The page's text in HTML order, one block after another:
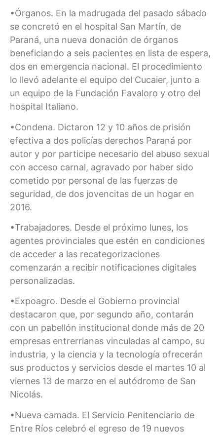
•Órganos. En la madrugada del pasado sábado
se concretó en el hospital San Martín, de
Paraná, una nueva donación de órganos
beneficiando a seis pacientes en lista de espera,
dos en emergencia nacional. El procedimiento
lo llevó adelante el equipo del Cucaier, junto a
un equipo de la Fundación Favaloro y otro del
hospital Italiano.
•Condena. Dictaron 12 y 10 años de prisión
efectiva a dos policías derechos Paraná por
autor y por participe necesario del abuso sexual
con acceso carnal, agravado por haber sido
cometido por personal de las fuerzas de
seguridad, de dos jovencitas de un hogar en
2016.
•Trabajadores. Desde el próximo lunes, los
agentes provinciales que estén en condiciones
de acceder a las recategorizaciones
comenzarán a recibir notificaciones digitales
personalizadas.
•Expoagro. Desde el Gobierno provincial
destacaron que, por segundo año, contarán
con un pabellón institucional donde más de 20
empresas entrerrianas vinculadas al campo, su
industria, y la ciencia y la tecnología ofrecerán
sus productos y servicios desde el martes 10 al
viernes 13 de marzo en el autódromo de San
Nicolás.
•Nueva camada. El Servicio Penitenciario de
Entre Ríos celebró el egreso de 19 nuevos